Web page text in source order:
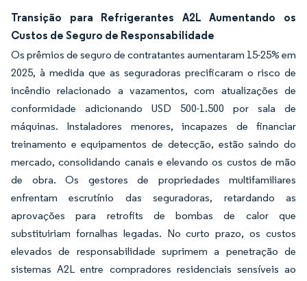
Transição para Refrigerantes A2L Aumentando os
Custos de Seguro de Responsabilidade
Os prêmios de seguro de contratantes aumentaram 15-25% em
2025, à medida que as seguradoras precificaram o risco de
incêndio relacionado a vazamentos, com atualizações de
conformidade adicionando USD 500-1.500 por sala de
máquinas. Instaladores menores, incapazes de financiar
treinamento e equipamentos de detecção, estão saindo do
mercado, consolidando canais e elevando os custos de mão
de obra. Os gestores de propriedades multifamiliares
enfrentam escrutínio das seguradoras, retardando as
aprovações para retrofits de bombas de calor que
substituiriam fornalhas legadas. No curto prazo, os custos
elevados de responsabilidade suprimem a penetração de
sistemas A2L entre compradores residenciais sensíveis ao